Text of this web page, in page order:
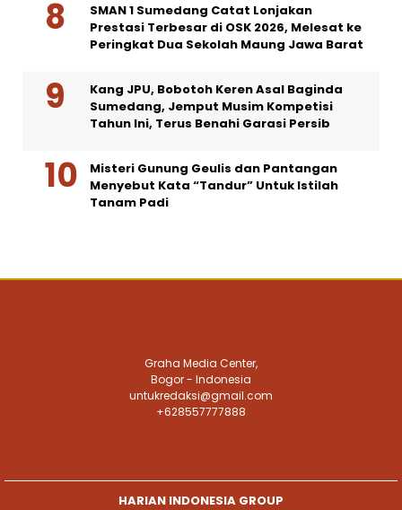
SMAN 1 Sumedang Catat Lonjakan
Prestasi Terbesar di OSK 2026, Melesat ke
Peringkat Dua Sekolah Maung Jawa Barat
Kang JPU, Bobotoh Keren Asal Baginda
Sumedang, Jemput Musim Kompetisi
Tahun Ini, Terus Benahi Garasi Persib
Misteri Gunung Geulis dan Pantangan
Menyebut Kata “Tandur” Untuk Istilah
Tanam Padi
Graha Media Center,
Bogor - Indonesia
untukredaksi@gmail.com
+628557777888
HARIAN INDONESIA GROUP